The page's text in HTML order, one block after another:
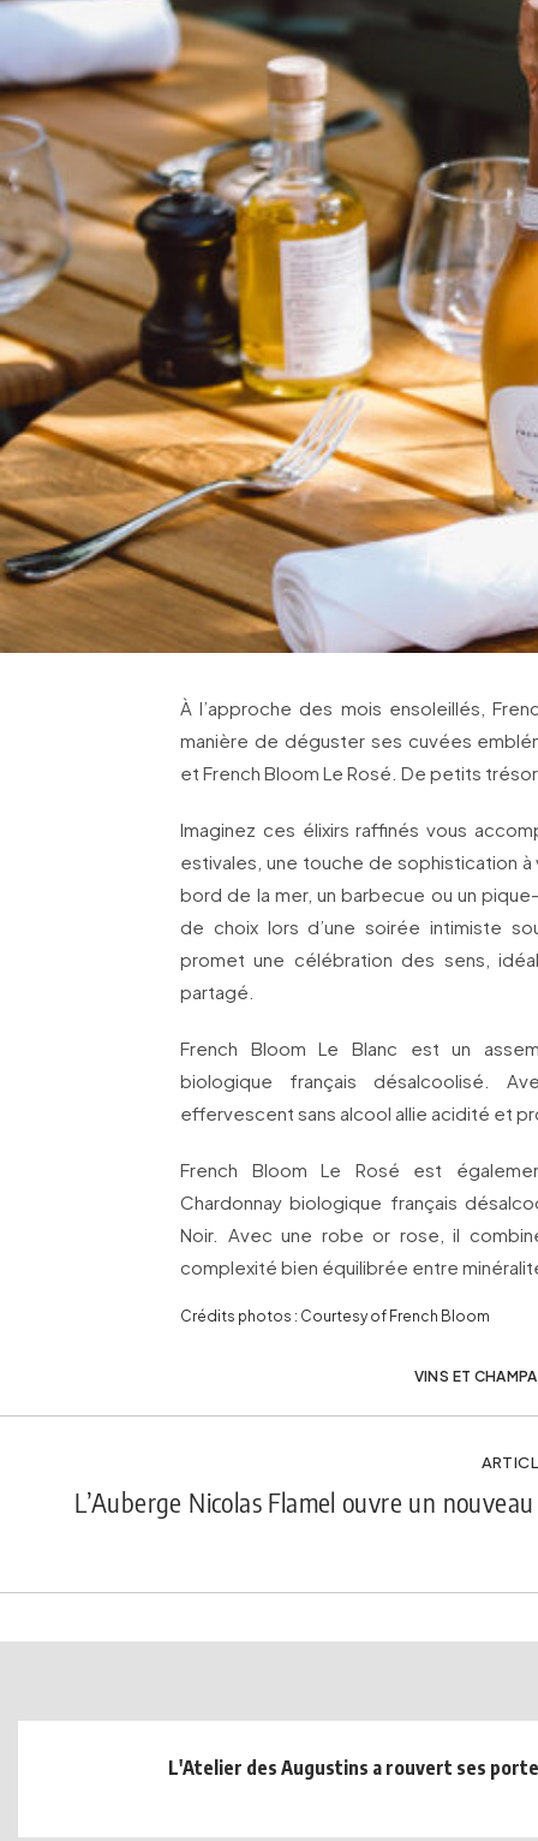
À l’approche des mois ensoleillés,
manière de déguster ses cuvées
et French Bloom Le Rosé. De petits
Imaginez ces élixirs raffinés vous
estivales, une touche de sophistication à
bord de la mer, un barbecue ou un
de choix lors d’une soirée intimiste
promet une célébration des sens,
partagé.
French Bloom Le Blanc est un
biologique français désalcoolisé.
effervescent sans alcool allie acidité et
French Bloom Le Rosé est
Chardonnay biologique français
Noir. Avec une robe or rose, il
complexité bien équilibrée entre
Crédits photos : Courtesy of French Bloom
VINS ET
L’Auberge Nicolas Flamel ouvre un
L'Atelier des Augustins a rouvert ses